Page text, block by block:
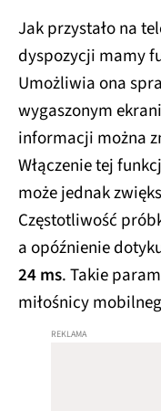
Jak przystało na
dyspozycji mamy
Umożliwia ona
wygaszonym
informacji można
Włączenie tej
może jednak
Częstotliwość
a opóźnienie
24 ms. Takie
miłośnicy